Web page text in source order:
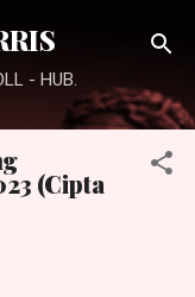
- HUB.
(Cipta